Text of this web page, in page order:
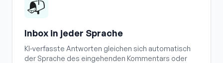
📬
Inbox in jeder Sprache
KI-verfasste Antworten gleichen sich automatisch
der Sprache des eingehenden Kommentars oder